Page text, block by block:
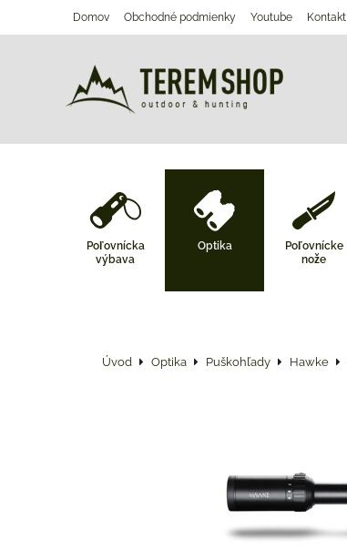
Domov Obchodné podmienky Youtube Kontakt
Poľovnícka
výbava
Optika
Poľovnícke
nože
Úvod Optika Puškohľady Hawke